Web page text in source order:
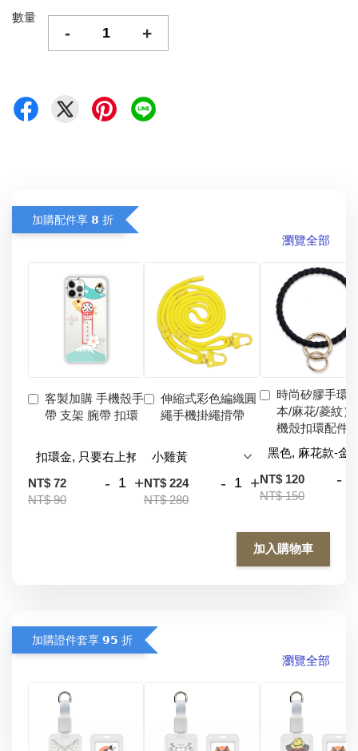
數量
- +
加購配件享 𝟴 折
瀏覽全部
客製加購 手機殼手
帶 支架 腕帶 扣環
NT$ 72
NT$ 90
- +
伸縮式彩色編織圓
繩手機掛繩揹帶
NT$ 224
NT$ 280
- +
時尚矽膠手環
本/麻花/菱紋）
機殼扣環配件
NT$ 120
NT$ 150
-
加入購物車
加購證件套享 𝟵𝟱 折
瀏覽全部